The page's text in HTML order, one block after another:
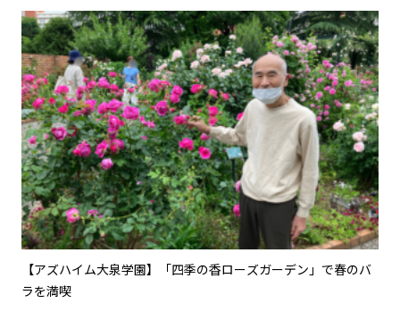
【アズハイム大泉学園】「四季の香ローズガーデン」で春のバ
ラを満喫